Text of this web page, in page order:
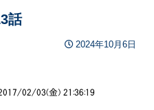
話
2024年10月6日
02/03(金) 21:36:19